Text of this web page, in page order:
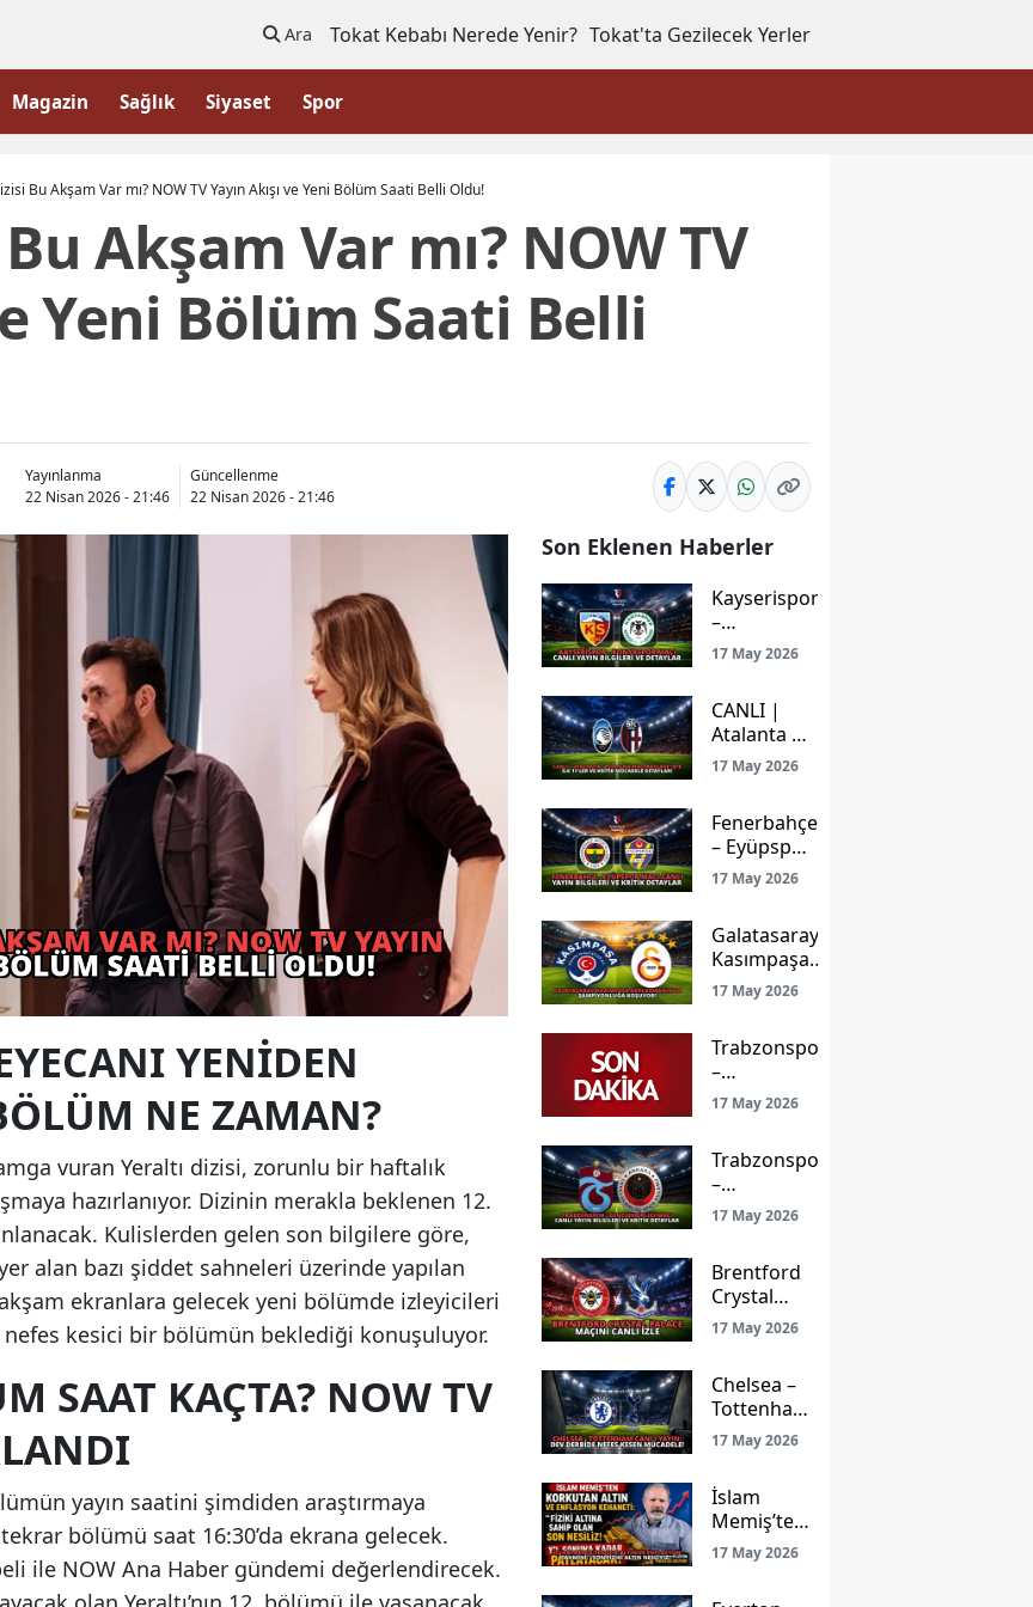
Ara Tokat Kebabı Nerede Yenir? Tokat'ta Gezilecek Yerler
Magazin Sağlık Siyaset Spor
Bu Akşam Var mı? NOW TV Yayın Akışı ve Yeni Bölüm Saati Belli Oldu!
Akşam Var mı? NOW TV
Yeni Bölüm Saati Belli
Yayınlanma
22 Nisan 2026 - 21:46
Güncellenme
22 Nisan 2026 - 21:46
YENIDEN
NE ZAMAN?
vuran Yeraltı dizisi, zorunlu bir haftalık
hazırlanıyor. Dizinin merakla beklenen 12.
Kulislerden gelen son bilgilere göre,
alan bazı şiddet sahneleri üzerinde yapılan
ekranlara gelecek yeni bölümde izleyicileri
kesici bir bölümün beklediği konuşuluyor.
SAAT KAÇTA? NOW TV
yayın saatini şimdiden araştırmaya
bölümü saat 16:30’da ekrana gelecek.
ile NOW Ana Haber gündemi değerlendirecek.
Son Eklenen Haberler
Kayserispor
–
Konyaspor
Maçı Canlı
Bilgileri ve
Detaylar
17 May 2026
CANLI |
Atalanta –
Bologna
Maçı
İşte İlk
11’ler ve
Kritik
Detayları
17 May 2026
Fenerbahçe
– Eyüpspor
Maçı Canlı
Yayın
Kritik
Detaylar
17 May 2026
Galatasaray
Kasımpaşa
Deplasmanında
Şampiyonluğa
17 May 2026
Trabzonspor
–
Gençlerbirliği
Maçı: Ligde
ve Prestij
Mücadelesi
Canlı Yayınla
17 May 2026
Trabzonspor
–
Gençlerbirliği
Maçı Canlı
ve Kritik
Detaylar
17 May 2026
Brentford
Crystal
Palace
Maçını
17 May 2026
Chelsea –
Tottenham
Canlı
Yayın: Dev
Derbide
Nefes
Kesen
Mücadele!
17 May 2026
İslam
Memiş’ten
Şok Altın
17 May 2026